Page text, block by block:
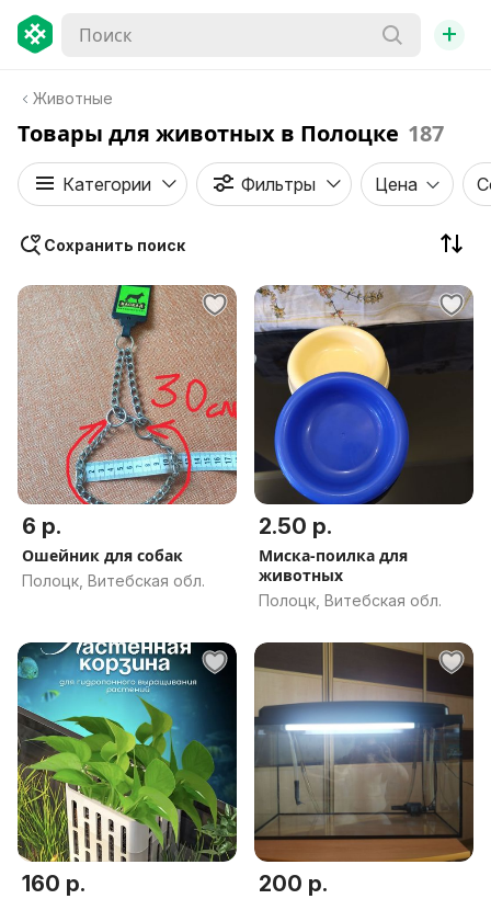
+
Животные
Товары для животных в Полоцке 187
Категории Фильтры Цена
Сохранить поиск
6 р.
Ошейник для собак
Полоцк, Витебская обл.
2.50 р.
Миска-поилка для
животных
Полоцк, Витебская обл.
160 р. 200 р.